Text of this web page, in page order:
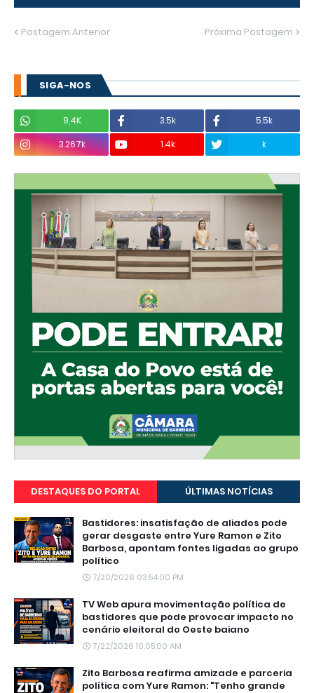
Postagem Anterior Próxima Postagem
SIGA-NOS
9,4K 3.5k
5.5k
3.267k
1.4k k
DESTAQUES DO PORTAL ÚLTIMAS NOTÍCIAS
Bastidores: insatisfação de aliados pode
gerar desgaste entre Yure Ramon e Zito
Barbosa, apontam fontes ligadas ao grupo
político
7/20/2026 03:54:00 PM
TV Web apura movimentação política de
bastidores que pode provocar impacto no
cenário eleitoral do Oeste baiano
7/22/2026 10:05:00 AM
Zito Barbosa reafirma amizade e parceria
política com Yure Ramon: "Tenho grande